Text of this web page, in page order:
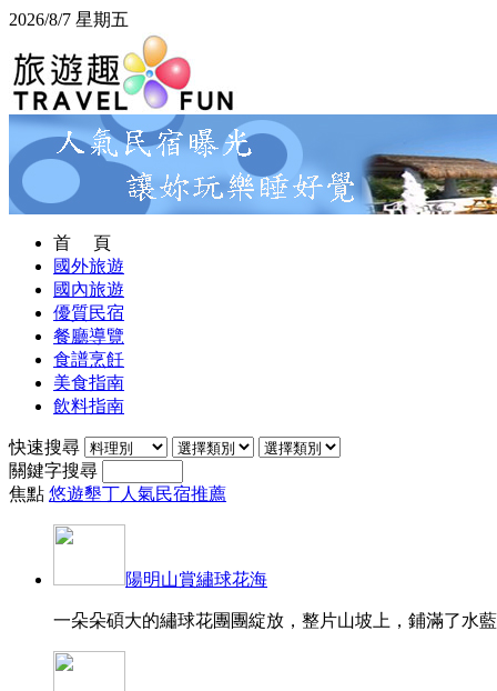
2026/8/7 星期五
首 頁
國外旅遊
國內旅遊
優質民宿
餐廳導覽
食譜烹飪
美食指南
飲料指南
快速搜尋
關鍵字搜尋
焦點 悠遊墾丁人氣民宿推薦
陽明山賞繡球花海
一朵朵碩大的繡球花團團綻放，整片山坡上，鋪滿了水